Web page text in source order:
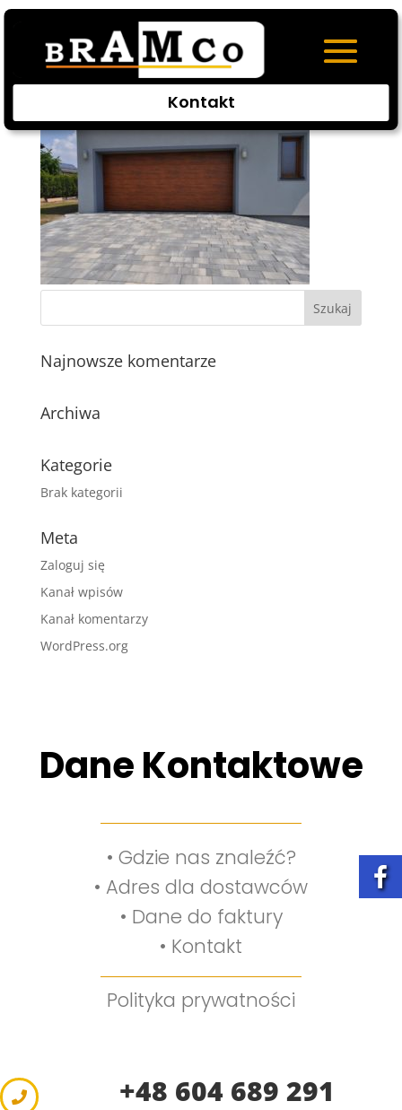
Kontakt
DSC_0321
Najnowsze komentarze
Archiwa
Kategorie
Brak kategorii
Meta
Zaloguj się
Kanał wpisów
Kanał komentarzy
WordPress.org
Dane Kontaktowe
• Gdzie nas znaleźć?
• Adres dla dostawców
• Dane do faktury
• Kontakt
Polityka prywatności
 +48 604 689 291